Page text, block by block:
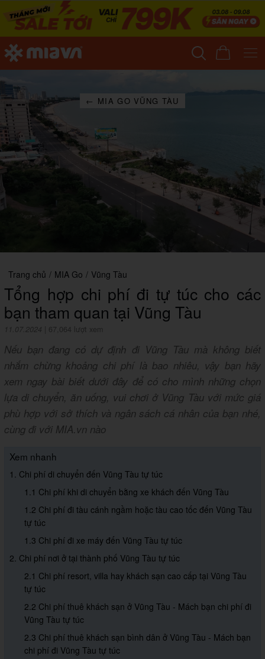
← MIA GO VŨNG TÀU
Trang chủ / MIA Go / Vũng Tàu
Tổng hợp chi phí đi tự túc cho các
bạn tham quan tại Vũng Tàu
11.07.2024 67,064 lượt xem
Nếu bạn đang có dự định đi Vũng Tàu mà không biết
nhắm chừng khoảng chi phí là bao nhiêu, vậy bạn hãy
xem ngay bài biết dưới đây để có cho mình những chọn
lựa di chuyển, ăn uống, vui chơi ở Vũng Tàu với mức giá
phù hợp với sở thích và ngân sách cá nhân của bạn nhé,
cùng đi với MIA.vn nào
Xem nhanh
1. Chi phí di chuyển đến Vũng Tàu tự túc
1.1 Chi phí khi di chuyển bằng xe khách đến Vũng Tàu
1.2 Chi phí đi tàu cánh ngầm hoặc tàu cao tốc đến Vũng Tàu
tự túc
1.3 Chi phí đi xe máy đến Vũng Tàu tự túc
2. Chi phí nơi ở tại thành phố Vũng Tàu tự túc
2.1 Chi phí resort, villa hay khách sạn cao cấp tại Vũng Tàu
tự túc
2.2 Chi phí thuê khách sạn ở Vũng Tàu - Mách bạn chi phí đi
Vũng Tàu tự túc
2.3 Chi phí thuê khách sạn bình dân ở Vũng Tàu - Mách bạn
chi phí đi Vũng Tàu tự túc